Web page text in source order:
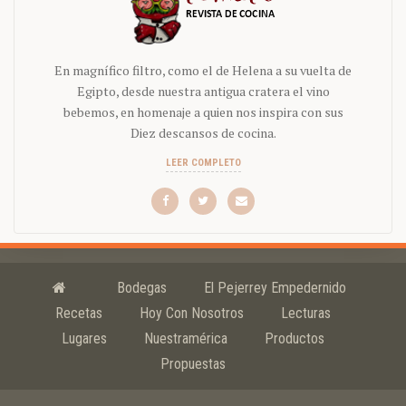
En magnífico filtro, como el de Helena a su vuelta de
Egipto, desde nuestra antigua cratera el vino
bebemos, en homenaje a quien nos inspira con sus
Diez descansos de cocina.
LEER COMPLETO
Bodegas
El Pejerrey Empedernido
Recetas
Hoy Con Nosotros
Lecturas
Lugares
Nuestramérica
Productos
Propuestas